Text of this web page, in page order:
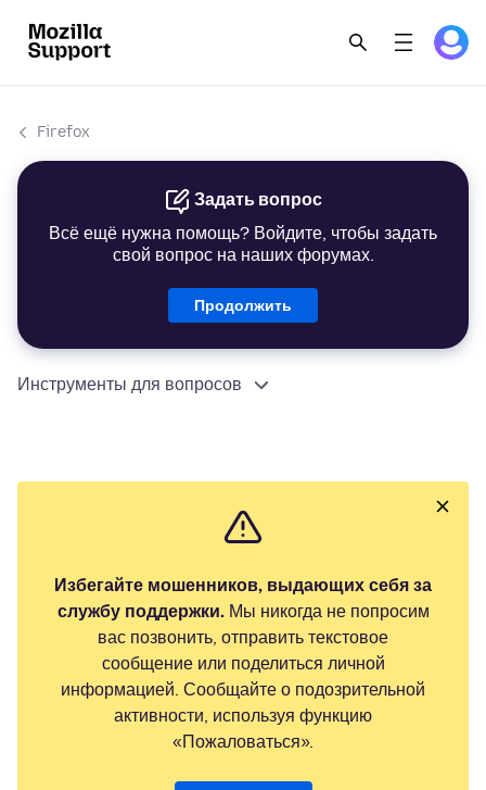
Firefox
Задать вопрос
Всё ещё нужна помощь? Войдите, чтобы задать
свой вопрос на наших форумах.
Продолжить
Инструменты для вопросов
Избегайте мошенников, выдающих себя за
службу поддержки.Мы никогда не попросим
вас позвонить, отправить текстовое
сообщение или поделиться личной
информацией. Сообщайте о подозрительной
активности, используя функцию
«Пожаловаться».